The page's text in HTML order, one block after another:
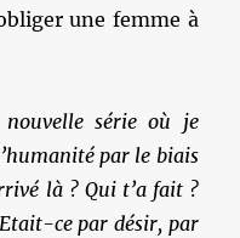
une femme à
série où je
par le biais
là ? Qui t’a fait ?
ce par désir, par